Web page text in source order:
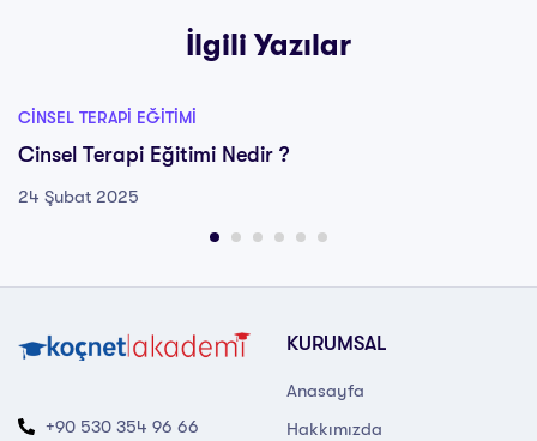
İlgili Yazılar
CINSEL TERAPI EĞITIMI
Cinsel Terapi Eğitimi Nedir ?
24 Şubat 2025
+90 530 354 96 66
KURUMSAL
Anasayfa
Hakkımızda